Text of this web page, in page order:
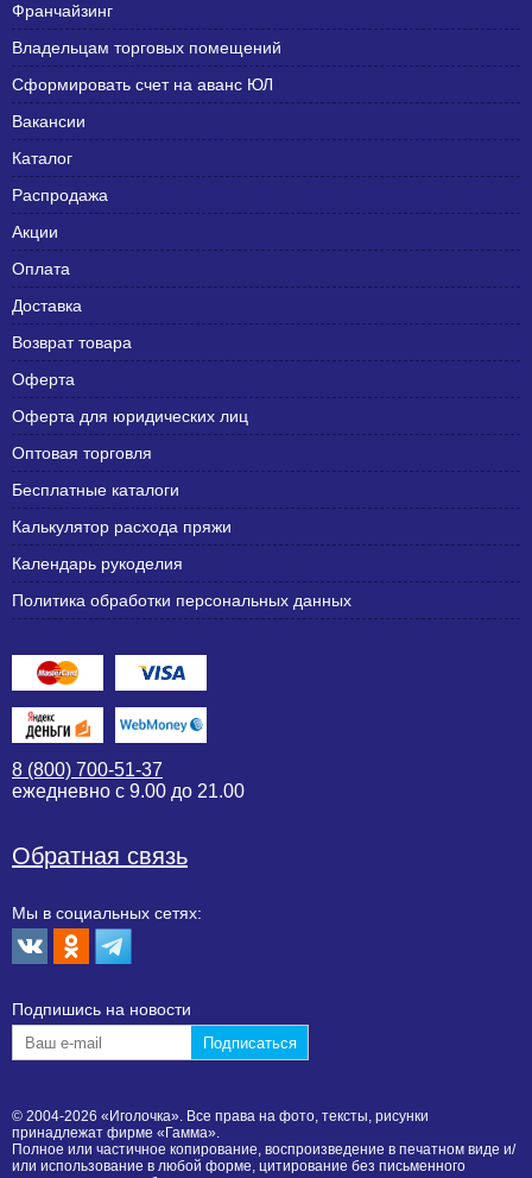
Франчайзинг
Владельцам торговых помещений
Сформировать счет на аванс ЮЛ
Вакансии
Каталог
Распродажа
Акции
Оплата
Доставка
Возврат товара
Оферта
Оферта для юридических лиц
Оптовая торговля
Бесплатные каталоги
Калькулятор расхода пряжи
Календарь рукоделия
Политика обработки персональных данных
8 (800) 700-51-37
ежедневно с 9.00 до 21.00
Обратная связь
Мы в социальных сетях:
Подпишиcь на новости
© 2004-2026 «Иголочка». Все права на фото, тексты, рисунки
принадлежат фирме «Гамма».
Полное или частичное копирование, воспроизведение в печатном виде и/
или использование в любой форме, цитирование без письменного